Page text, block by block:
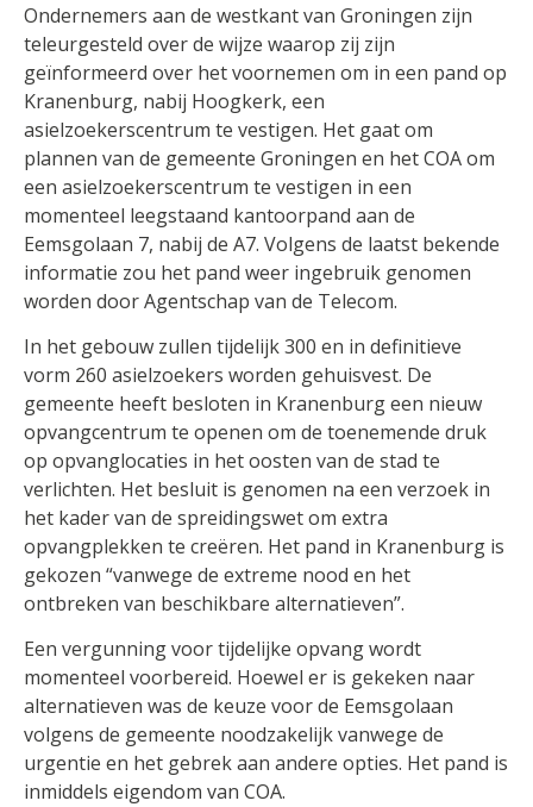
Ondernemers aan de westkant van Groningen zijn
teleurgesteld over de wijze waarop zij zijn
geïnformeerd over het voornemen om in een pand op
Kranenburg, nabij Hoogkerk, een
asielzoekerscentrum te vestigen. Het gaat om
plannen van de gemeente Groningen en het COA om
een asielzoekerscentrum te vestigen in een
momenteel leegstaand kantoorpand aan de
Eemsgolaan 7, nabij de A7. Volgens de laatst bekende
informatie zou het pand weer ingebruik genomen
worden door Agentschap van de Telecom.
In het gebouw zullen tijdelijk 300 en in definitieve
vorm 260 asielzoekers worden gehuisvest. De
gemeente heeft besloten in Kranenburg een nieuw
opvangcentrum te openen om de toenemende druk
op opvanglocaties in het oosten van de stad te
verlichten. Het besluit is genomen na een verzoek in
het kader van de spreidingswet om extra
opvangplekken te creëren. Het pand in Kranenburg is
gekozen “vanwege de extreme nood en het
ontbreken van beschikbare alternatieven”.
Een vergunning voor tijdelijke opvang wordt
momenteel voorbereid. Hoewel er is gekeken naar
alternatieven was de keuze voor de Eemsgolaan
volgens de gemeente noodzakelijk vanwege de
urgentie en het gebrek aan andere opties. Het pand is
inmiddels eigendom van COA.